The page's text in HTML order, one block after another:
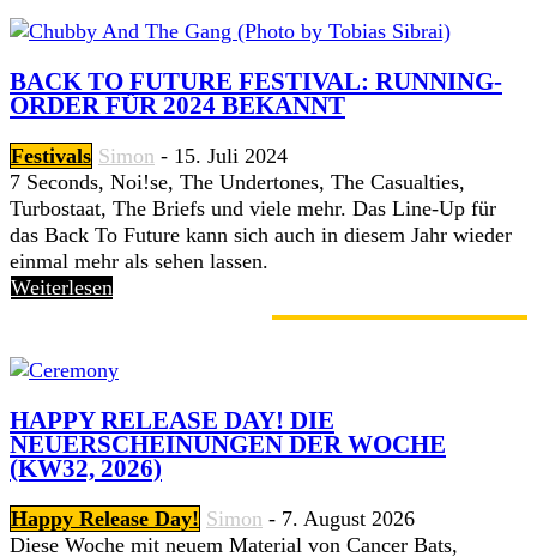
BACK TO FUTURE FESTIVAL: RUNNING-
ORDER FÜR 2024 BEKANNT
Festivals Simon - 15. Juli 2024
7 Seconds, Noi!se, The Undertones, The Casualties,
Turbostaat, The Briefs und viele mehr. Das Line-Up für
das Back To Future kann sich auch in diesem Jahr wieder
einmal mehr als sehen lassen.
Weiterlesen
HAPPY RELEASE DAY! DIE
NEUERSCHEINUNGEN DER WOCHE
(KW32, 2026)
Happy Release Day! Simon - 7. August 2026
Diese Woche mit neuem Material von Cancer Bats,